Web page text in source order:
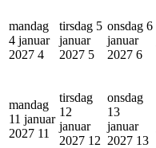
mandag
4 januar
2027 4
tirsdag 5
januar
2027 5
onsdag 6
januar
2027 6
mandag
11 januar
2027 11
tirsdag
12
januar
2027 12
onsdag
13
januar
2027 13